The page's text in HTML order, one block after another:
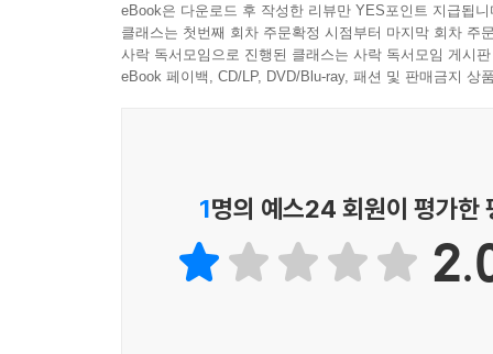
학계의 비호와 정치적 침투
옥스퍼드대학교의 ‘인류의 미래 연구소(FHI)’
특히 저자는 이 사상이 이미 현실 정치에 깊이 침
SBF에게 소개하는 역할을 했고, 오픈AI 대표 샘
애덤 베커의 이 책은 실리콘밸리에 만연한 유독
없는지를 밝힌다. 오늘날의 기술 억만장자들이 내
- 크리스티 애슈완든 ((Christie Aschwanden), 『
이 책은 중요한 책인 동시에 좋은 책이다. 미래가
의미 있는 기여를 한다. 미래에 관한 일부 유행
eBook은 다운로드 후 작성한 리뷰만 YES포인트 지급됩니
클래스는 첫번째 회차 주문확정 시점부터 마지막 회차 주
사락 독서모임으로 진행된 클래스는 사락 독서모임 게시
eBook 페이백, CD/LP, DVD/Blu-ray, 패션 및 판매금지 상
1명의 예스24 회원이 평가한